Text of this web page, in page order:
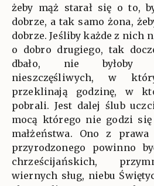
żeby mąż starał się o to,
dobrze, a tak samo żona,
dobrze. Jeśliby każde z nich
o dobro drugiego, tak
dbało, nie byłoby
nieszczęśliwych, w
przeklinają godzinę, w
pobrali. Jest dalej ślub
mocą którego nie godzi
małżeństwa. Ono z
przyrodzonego powinno
chrześcijańskich,
wiernych sług, niebu